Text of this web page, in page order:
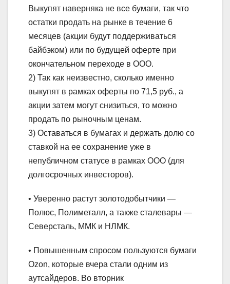
Выкупят наверняка не все бумаги, так что
остатки продать на рынке в течение 6
месяцев (акции будут поддерживаться
байбэком) или по будущей оферте при
окончательном переходе в ООО.
2) Так как неизвестно, сколько именно
выкупят в рамках оферты по 71,5 руб., а
акции затем могут снизиться, то можно
продать по рыночным ценам.
3) Оставаться в бумагах и держать долю со
ставкой на ее сохранение уже в
непубличном статусе в рамках ООО (для
долгосрочных инвесторов).
• Уверенно растут золотодобытчики —
Полюс, Полиметалл, а также сталевары —
Северсталь, ММК и НЛМК.
• Повышенным спросом пользуются бумаги
Ozon, которые вчера стали одним из
аутсайдеров. Во вторник